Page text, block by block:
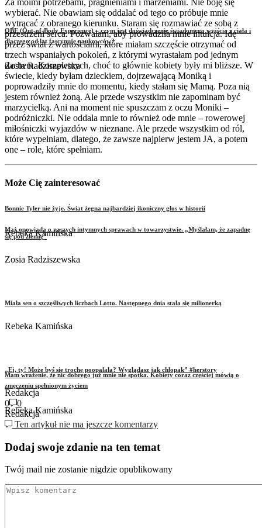
OBE (Out-of-Body Experience) – czym jest doświadczenie świadomego wyjścia z ciała i
dlaczego od lat fascynuje naukowców?
Zosia Radziszewska
Bonnie Tyler nie żyje. Świat żegna najbardziej ikoniczny głos w historii
Rebeka Kamińska
Mam wrażenie, że nic dobrego już mnie nie spotka. Kobiety coraz częściej mówią o
zmęczeniu spełnionym życiem
Rebeka Kamińska
wybierać. Nie obawiam się oddalać od tego co próbuje mnie
wytrącać z obranego kierunku. Staram się rozmawiać ze sobą z
przestrzeni serca. Pozwalam, aby prowadziła mnie intuicja. Idę
przez świat z wartościami, które miałam szczęście otrzymać od
trzech wspaniałych pokoleń, z którymi wyrastałam pod jednym
dachem. Kompletnych, choć to głównie kobiety były mi bliższe. W
świecie, kiedy byłam dzieckiem, dojrzewającą Moniką i
poprowadziły mnie do momentu, kiedy stałam się Mamą. Poza nią
jestem również żoną. Ale przede wszystkim nie zapominam być
marzycielką. Ani na moment nie spuszczam z oczu Moniki –
podróżniczki. Nie oddala mnie to również ode mnie – rowerowej
miłośniczki wyjazdów w nieznane. Ale przede wszystkim od ról,
które wypełniam, dlatego, że zawsze najpierw jestem JA, a potem
one – role, które spełniam.
Może Cię zainteresować
Mąż opowiada o naszych intymnych sprawach w towarzystwie. „Myślałam, że zapadnę
się pod ziemię”
Zosia Radziszewska
Miała sen o szczęśliwych liczbach Lotto. Następnego dnia stała się milionerką
Rebeka Kamińska
„Ej, ty! Może byś się trochę poopalała? Wyglądasz jak chłopak” #herstory
Redakcja
0
0
Redakcja
Ten artykuł nie ma jeszcze komentarzy
Dodaj swoje zdanie na ten temat
Twój mail nie zostanie nigdzie opublikowany